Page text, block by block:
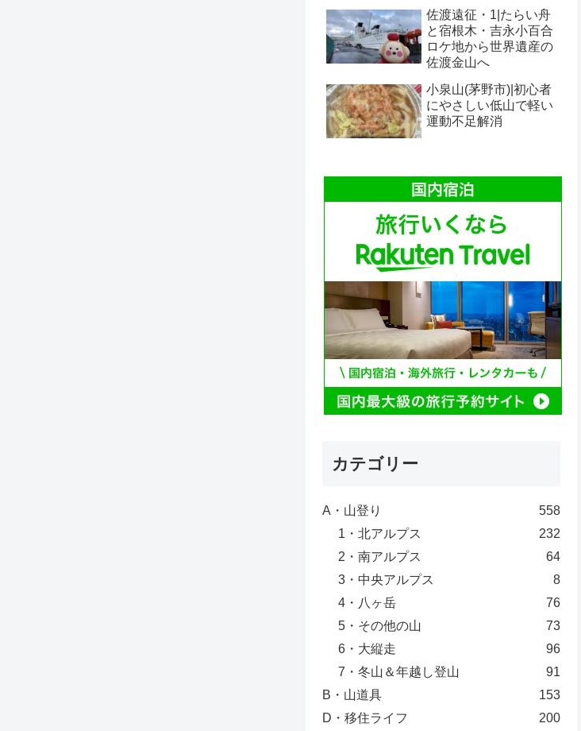
佐渡遠征・1|たらい舟
と宿根木・吉永小百合
ロケ地から世界遺産の
佐渡金山へ
小泉山(茅野市)|初心者
にやさしい低山で軽い
運動不足解消
カテゴリー
A・山登り
558
1・北アルプス
232
2・南アルプス
64
3・中央アルプス
8
4・八ヶ岳
76
5・その他の山
73
6・大縦走
96
7・冬山＆年越し登山
91
B・山道具
153
D・移住ライフ
200